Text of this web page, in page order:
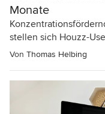
Monate
stellen sich Houzz-
Von Thomas Helbing